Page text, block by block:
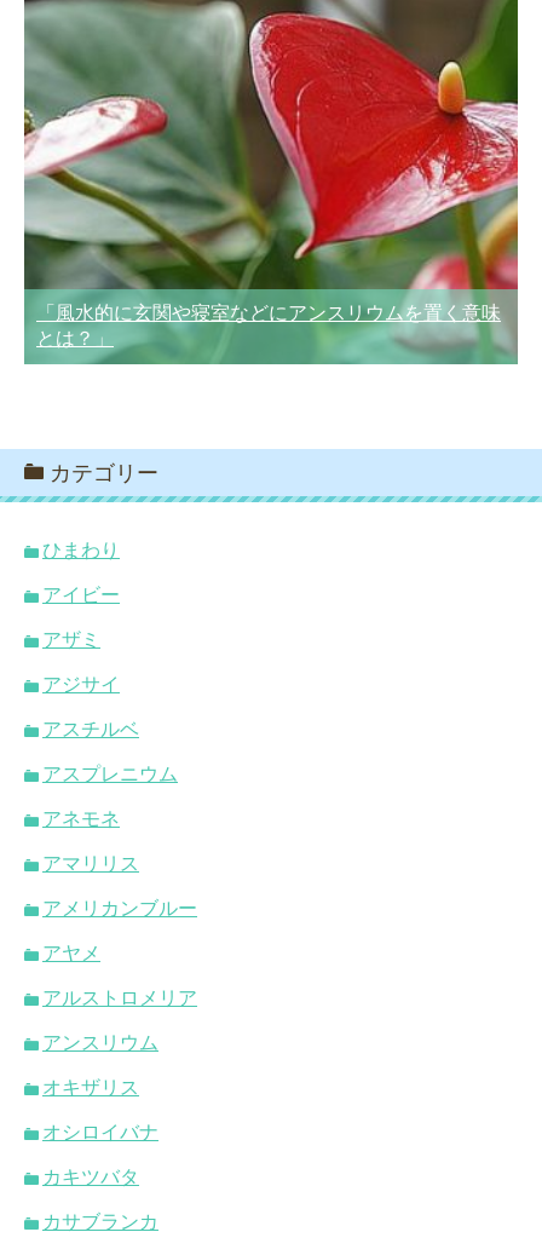
「風水的に玄関や寝室などにアンスリウムを置く意味
とは？」
カテゴリー
ひまわり
アイビー
アザミ
アジサイ
アスチルベ
アスプレニウム
アネモネ
アマリリス
アメリカンブルー
アヤメ
アルストロメリア
アンスリウム
オキザリス
オシロイバナ
カキツバタ
カサブランカ